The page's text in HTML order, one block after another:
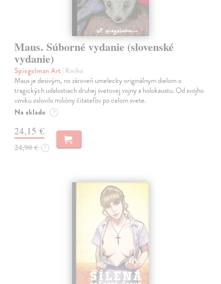
Maus. Súborné vydanie (slovenské
vydanie)
Spiegelman Art| Kniha
Maus je desivým, no zároveň umelecky originálnym dielom o
tragických udalostiach druhej svetovej vojny a holokaustu. Od svojho
vzniku oslovilo milióny čitateľov po celom svete.
Na sklade ?
24,15 €
24,90 € ?